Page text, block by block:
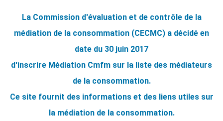
La Commission d'évaluation et de contrôle de la
médiation de la consommation (CECMC) a décidé en
date du 30 juin 2017
d'inscrire Médiation Cmfm sur la liste des médiateurs
de la consommation.
Ce site fournit des informations et des liens utiles sur
la médiation de la consommation.